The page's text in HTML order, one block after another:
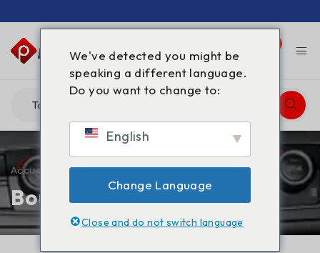
Boutique
Accueil Boutique
We've detected you might be
speaking a different language.
Do you want to change to:
English
Change Language
Close and do not switch language